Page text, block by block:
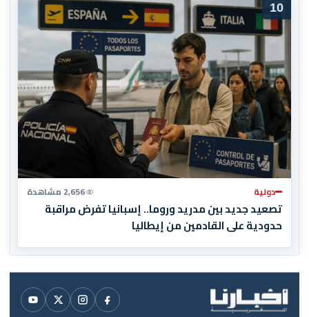
10
دولية 2,656 مشاهدة
تصعيد جديد بين مدريد وروما.. إسبانيا تفرض مراقبة
حدودية على القادمين من إيطاليا